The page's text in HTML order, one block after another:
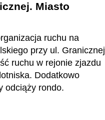
Miasto
ruchu na
przy ul.
ruchu w rejonie zjazdu
Dodatkowo
odciąży rondo.